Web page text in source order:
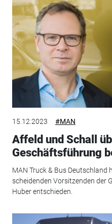
15.12.2023 #MAN
Affeld und Schall
Geschäftsführung
MAN Truck & Bus Deutschland
scheidenden Vorsitzenden der
Huber entschieden.